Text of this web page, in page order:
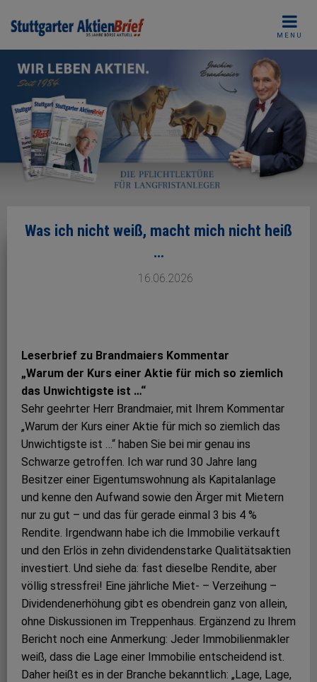
MENU
Was ich nicht weiß, macht mich nicht heiß
…
16.06.2026
Leserbrief zu Brandmaiers Kommentar
„Warum der Kurs einer Aktie für mich so ziemlich
das Unwichtigste ist …“
Sehr geehrter Herr Brandmaier, mit Ihrem Kommentar
„Warum der Kurs einer Aktie für mich so ziemlich das
Unwichtigste ist …“ haben Sie bei mir genau ins
Schwarze getroffen. Ich war rund 30 Jahre lang
Besitzer einer Eigentumswohnung als Kapitalanlage
und kenne den Aufwand sowie den Ärger mit Mietern
nur zu gut – und das für gerade einmal 3 bis 4 %
Rendite. Irgendwann habe ich die Immobilie verkauft
und den Erlös in zehn dividendenstarke Qualitätsaktien
investiert. Und siehe da: fast dieselbe Rendite, aber
völlig stressfrei! Eine jährliche Miet- – Verzeihung –
Dividendenerhöhung gibt es obendrein ganz von allein,
ohne Diskussionen im Treppenhaus. Ergänzend zu Ihrem
Bericht noch eine Anmerkung: Jeder Immobilienmakler
weiß, dass die Lage einer Immobilie entscheidend ist.
Daher heißt es in der Branche bekanntlich: „Lage, Lage,